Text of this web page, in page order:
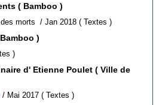
Le Cimetière des Innocents ( Bamboo )
• Tome 1 : Oriane et l'Ordre des morts / Jan 2018 ( Textes )
)
( Textes )
d' Etienne Poulet ( Ville de
/ Mai 2017 ( Textes )